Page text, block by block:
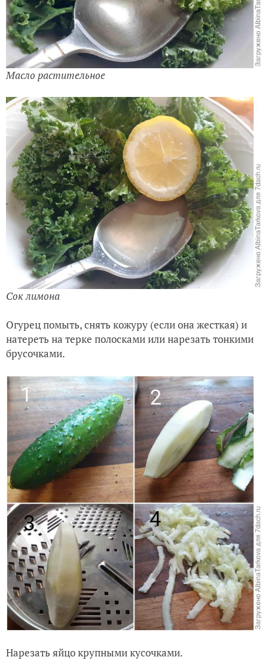
Масло растительное
Сок лимона
Огурец помыть, снять кожуру (если она жесткая) и
натереть на терке полосками или нарезать тонкими
брусочками.
Нарезать яйцо крупными кусочками.